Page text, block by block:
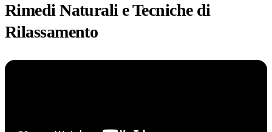
Rimedi Naturali e Tecniche di
Rilassamento